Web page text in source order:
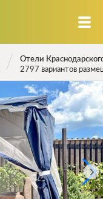
Отели
2797 вариантов